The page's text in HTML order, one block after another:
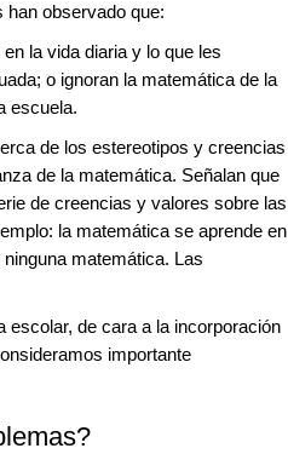
observado que:
la vida diaria y lo que les
o ignoran la matemática de la
escuela.
de los estereotipos y creencias
de la matemática. Señalan que
de creencias y valores sobre las
la matemática se aprende en
matemática. Las
escolar, de cara a la incorporación
importante